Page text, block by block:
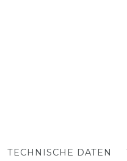
TECHNISCHE DATEN